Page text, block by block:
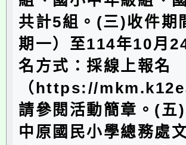
共計5組。(三)收件期
期一）至114年10月
名方式：採線上報名
（https://
請參閱活動簡章。(五
中原國民小學總務處